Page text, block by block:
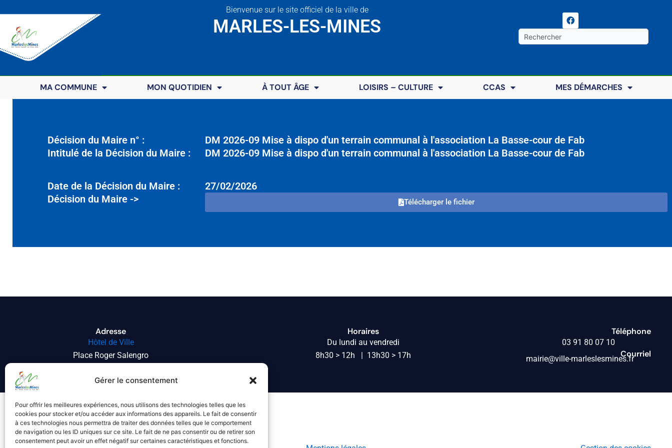
Gérer le consentement
Pour offrir les meilleures expériences, nous utilisons des technologies telles que les
cookies pour stocker et/ou accéder aux informations des appareils. Le fait de consentir
à ces technologies nous permettra de traiter des données telles que le comportement
de navigation ou les ID uniques sur ce site. Le fait de ne pas consentir ou de retirer son
consentement peut avoir un effet négatif sur certaines caractéristiques et fonctions.
Bienvenue sur le site officiel de la ville de
MARLES-LES-MINES
F
a
c
Rechercher
MA COMMUNE MON QUOTIDIEN À TOUT ÂGE LOISIRS – CULTURE CCAS MES DÉMARCHES
Décision du Maire n° :
Intitulé de la Décision du Maire :
DM 2026-09 Mise à dispo d'un terrain communal à l'association La Basse-cour de Fab
DM 2026-09 Mise à dispo d'un terrain communal à l'association La Basse-cour de Fab
Date de la Décision du Maire :
Décision du Maire ->
27/02/2026
Télécharger le fichier
Adresse
Hôtel de Ville
Place Roger Salengro
Horaires
Du lundi au vendredi
8h30 > 12h | 13h30 > 17h
Téléphone
03 91 80 07 10
Courriel
mairie@ville-marleslesmines.fr
À propos